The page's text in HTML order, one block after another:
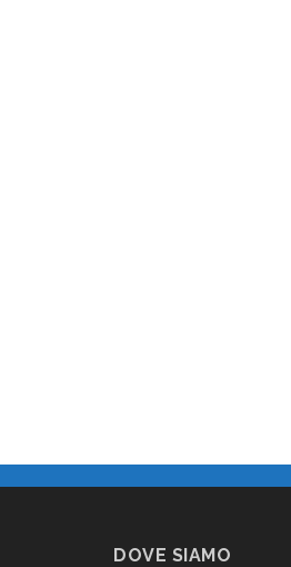
DOVE SIAMO